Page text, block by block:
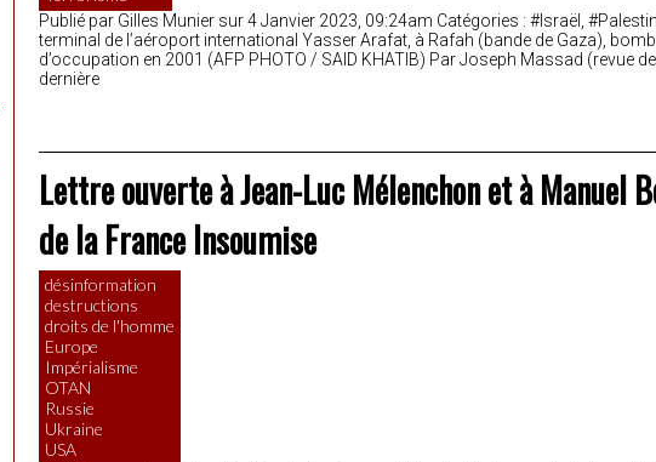
Publié par Gilles Munier sur 4 Janvier 2023, 09:24am Catégories : #Israël,
terminal de l’aéroport international Yasser Arafat, à Rafah (bande de Gaza),
d’occupation en 2001 (AFP PHOTO / SAID KHATIB) Par Joseph Massad (revue
dernière
Lettre ouverte à Jean-Luc Mélenchon et à Manuel
de la France Insoumise
désinformation
destructions
droits de l'homme
Europe
Impérialisme
OTAN
Russie
Ukraine
USA